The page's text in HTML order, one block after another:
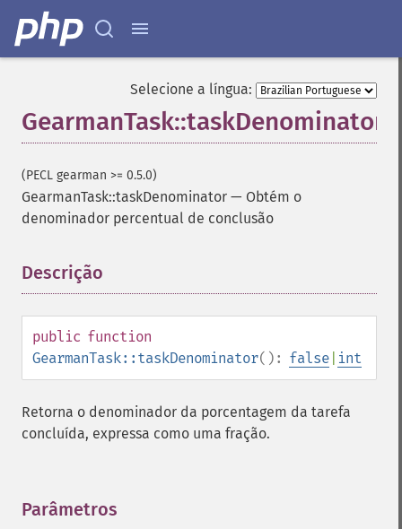
Selecione a língua:
GearmanTask::taskDenominator
(PECL gearman >= 0.5.0)
GearmanTask::taskDenominator — Obtém o
denominador percentual de conclusão
Descrição
public function
GearmanTask::taskDenominator(): false int
Retorna o denominador da porcentagem da tarefa
concluída, expressa como uma fração.
Parâmetros